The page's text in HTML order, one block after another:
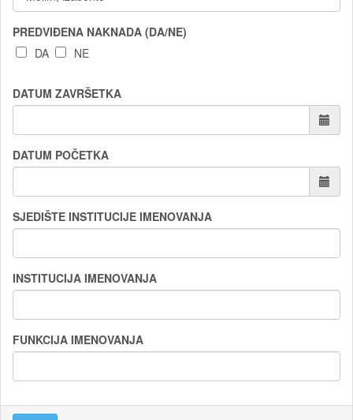
PREDVIĐENA NAKNADA (DA/NE)
DA
NE
DATUM ZAVRŠETKA
DATUM POČETKA
SJEDIŠTE INSTITUCIJE IMENOVANJA
INSTITUCIJA IMENOVANJA
FUNKCIJA IMENOVANJA